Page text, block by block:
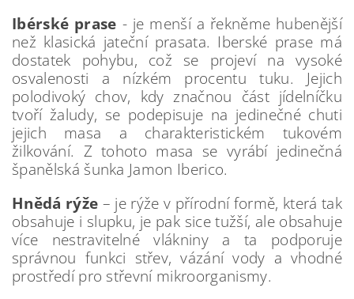
Ibérské prase - je menší a řekněme hubenější
než klasická jateční prasata. Iberské prase má
dostatek pohybu, což se projeví na vysoké
osvalenosti a nízkém procentu tuku. Jejich
polodivoký chov, kdy značnou část jídelníčku
tvoří žaludy, se podepisuje na jedinečné chuti
jejich masa a charakteristickém tukovém
žilkování. Z tohoto masa se vyrábí jedinečná
španělská šunka Jamon Iberico.
Hnědá rýže – je rýže v přírodní formě, která tak
obsahuje i slupku, je pak sice tužší, ale obsahuje
více nestravitelné vlákniny a ta podporuje
správnou funkci střev, vázání vody a vhodné
prostředí pro střevní mikroorganismy.